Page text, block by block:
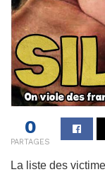
0
PARTAGES
La liste des